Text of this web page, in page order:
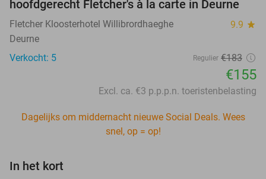
hoofdgerecht Fletcher's à la carte in Deurne
Fletcher Kloosterhotel Willibrordhaeghe 9.9 star
Deurne
Verkocht: 5
Regulier €183
€155
Excl. ca. €3 p.p.p.n. toeristenbelasting
Dagelijks om middernacht nieuwe Social Deals. Wees
snel, op = op!
In het kort